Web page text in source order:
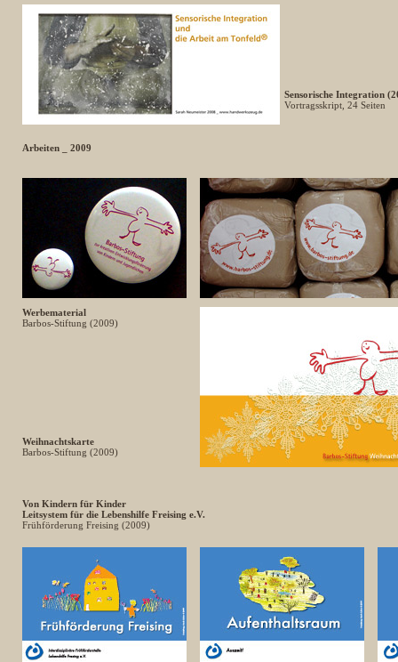
Sensorische Integration
Vortragsskript, 24 Seiten
Arbeiten _ 2009
Werbematerial
Barbos-Stiftung (2009)
Weihnachtskarte
Barbos-Stiftung (2009)
Von Kindern für Kinder
Leitsystem für die Lebenshilfe Freising e.V.
Frühförderung Freising (2009)